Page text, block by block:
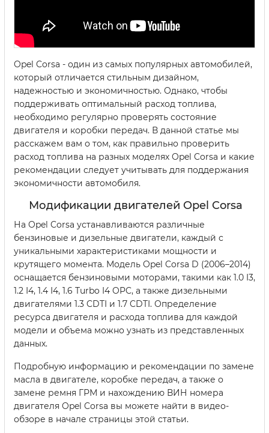
Opel Corsa - один из самых популярных автомобилей,
который отличается стильным дизайном,
надежностью и экономичностью. Однако, чтобы
поддерживать оптимальный расход топлива,
необходимо регулярно проверять состояние
двигателя и коробки передач. В данной статье мы
расскажем вам о том, как правильно проверить
расход топлива на разных моделях Opel Corsa и какие
рекомендации следует учитывать для поддержания
экономичности автомобиля.
Модификации двигателей Opel Corsa
На Opel Corsa устанавливаются различные
бензиновые и дизельные двигатели, каждый с
уникальными характеристиками мощности и
крутящего момента. Модель Opel Corsa D (2006–2014)
оснащается бензиновыми моторами, такими как 1.0 I3,
1.2 I4, 1.4 I4, 1.6 Turbo I4 OPC, а также дизельными
двигателями 1.3 CDTI и 1.7 CDTI. Определение
ресурса двигателя и расхода топлива для каждой
модели и объема можно узнать из представленных
данных.
Подробную информацию и рекомендации по замене
масла в двигателе, коробке передач, а также о
замене ремня ГРМ и нахождению ВИН номера
двигателя Opel Corsa вы можете найти в видео-
обзоре в начале страницы этой статьи.